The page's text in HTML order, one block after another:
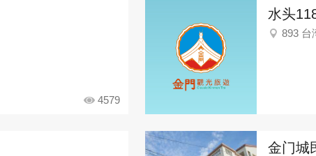
4579
水头
893 台
金门城